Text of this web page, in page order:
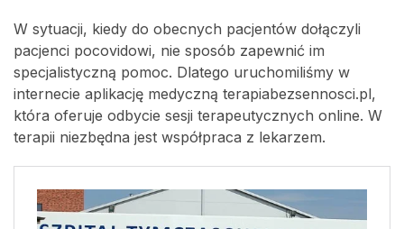
W sytuacji, kiedy do obecnych pacjentów dołączyli
pacjenci pocovidowi, nie sposób zapewnić im
specjalistyczną pomoc. Dlatego uruchomiliśmy w
internecie aplikację medyczną terapiabezsennosci.pl,
która oferuje odbycie sesji terapeutycznych online. W
terapii niezbędna jest współpraca z lekarzem.